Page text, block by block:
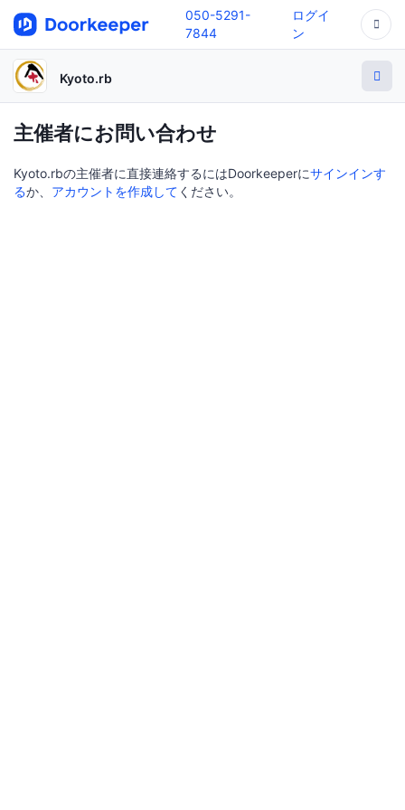
050-5291-
7844
ログイ
ン
Kyoto.rb
主催者にお問い合わせ
Kyoto.rbの主催者に直接連絡するにはDoorkeeperにサインインす
るか、 アカウントを作成して ください。